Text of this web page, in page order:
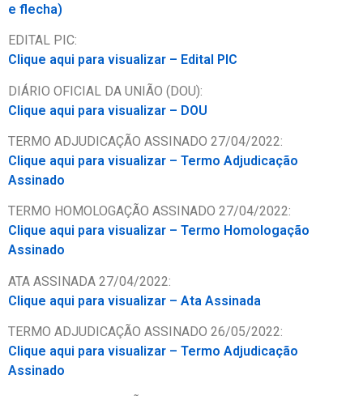
e flecha)
EDITAL PIC:
Clique aqui para visualizar – Edital PIC
DIÁRIO OFICIAL DA UNIÃO (DOU):
Clique aqui para visualizar – DOU
TERMO ADJUDICAÇÃO ASSINADO 27/04/2022:
Clique aqui para visualizar – Termo Adjudicação
Assinado
TERMO HOMOLOGAÇÃO ASSINADO 27/04/2022:
Clique aqui para visualizar – Termo Homologação
Assinado
ATA ASSINADA 27/04/2022:
Clique aqui para visualizar – Ata Assinada
TERMO ADJUDICAÇÃO ASSINADO 26/05/2022:
Clique aqui para visualizar – Termo Adjudicação
Assinado